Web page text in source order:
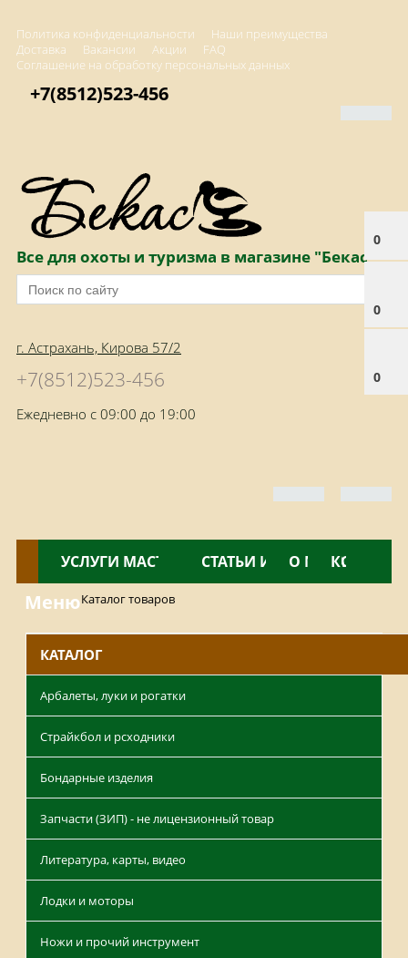
Политика конфиденциальности
Наши преимущества
Доставка
Вакансии Акции
FAQ
Соглашение на обработку персональных данных
0
0
0
+7(8512)523-456
Все для охоты и туризма в магазине "Бекас"
г. Астрахань, Кирова 57/2
+7(8512)523-456
Ежедневно с 09:00 до 19:00
КАТАЛОГ
УСЛУГИ МАСТЕРСКОЙНОВОСТИ
СТАТЬИ И ОБЗОРЫ
О МАГАЗИНЕ
МенюКаталог товаров
КАТАЛОГ
Арбалеты, луки и рогатки
Страйкбол и рсходники
Бондарные изделия
Запчасти (ЗИП) - не лицензионный товар
Литература, карты, видео
Лодки и моторы
Ножи и прочий инструмент